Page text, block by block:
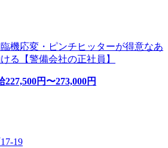
機応変・ピンチヒッターが得意なあ
る【警備会社の正社員】
227,500円〜273,000円
19